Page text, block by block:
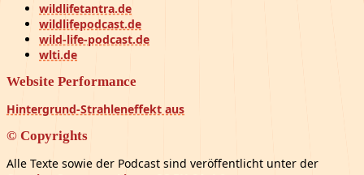
wildlifetantra.de
wildlifepodcast.de
wild-life-podcast.de
wlti.de
Website Performance
Hintergrund-Strahleneffekt aus
© Copyrights
Alle Texte sowie der Podcast sind veröffentlicht unter der